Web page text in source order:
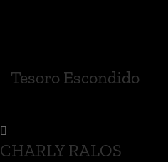
Tesoro Escondido
CHARLY RALOS